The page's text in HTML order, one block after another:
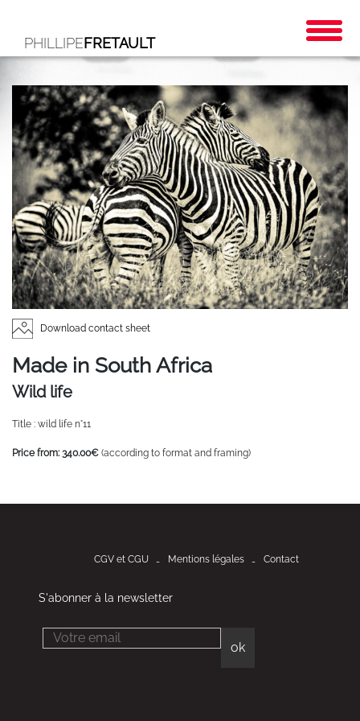
PHILLIPEFRETAULT
Download contact sheet
Made in South Africa
Wild life
Title : wild life n°11
Price from: 340.00€ (according to format and framing)
CGV et CGU Mentions légales Contact
S'abonner à la newsletter